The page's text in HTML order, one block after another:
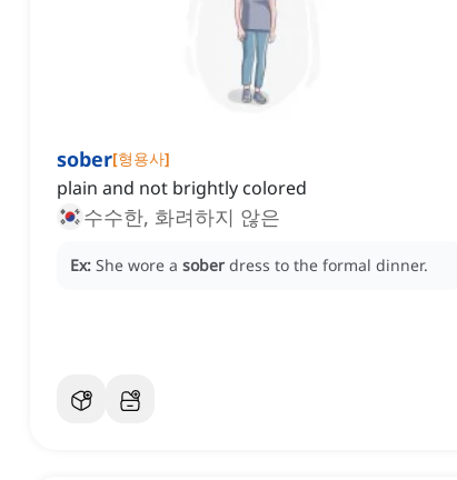
sober[형용사]
plain and not brightly colored
수수한, 화려하지 않은
Ex: She wore a sober dress to the formal dinner.